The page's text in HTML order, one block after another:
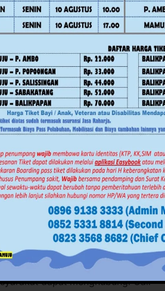
Fattah mengajak masyarakat untuk
yang belum jelas sumber dan
dan penanganan darurat hanya
Sulbar Perkuat Literasi Digital
mengutamakan keselamatan diri
informasi melalui kanal resmi
dapat menghubungi Call